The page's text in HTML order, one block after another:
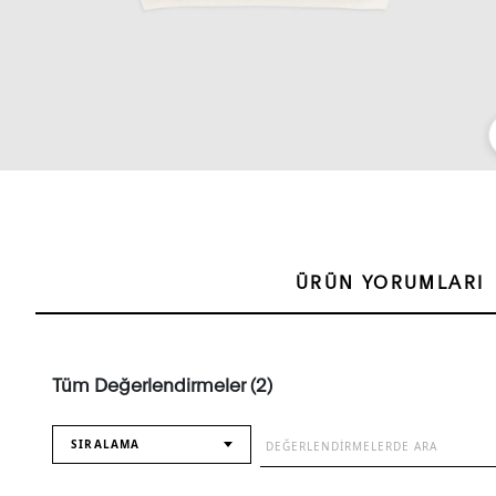
ÜRÜN YORUMLARI
Tüm Değerlendirmeler (2)
SIRALAMA